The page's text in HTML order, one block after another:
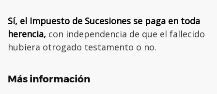
Sí, el Impuesto de Sucesiones se paga en toda
herencia, con independencia de que el fallecido
hubiera otrogado testamento o no.
Más información